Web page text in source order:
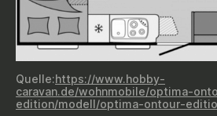
Quelle:https://www.hobby-
caravan.de/wohnmobile/optima-
edition/modell/optima-ontour-